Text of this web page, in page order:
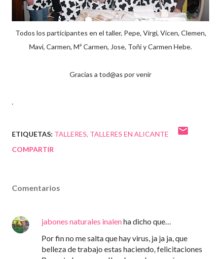
Todos los participantes en el taller, Pepe, Virgi, Vicen, Clemen,
Mavi, Carmen, Mª Carmen, Jose, Toñi y Carmen Hebe.
Gracias a tod@as por venir
.
ETIQUETAS: TALLERES TALLERES EN ALICANTE
COMPARTIR
Comentarios
jabones naturales inalenha dicho que…
Por fin no me salta que hay virus, ja ja ja, que
belleza de trabajo estas haciendo, felicitaciones